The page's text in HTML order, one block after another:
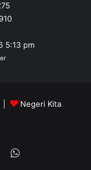
5:13 pm
|
Negeri Kita
WhatsApp